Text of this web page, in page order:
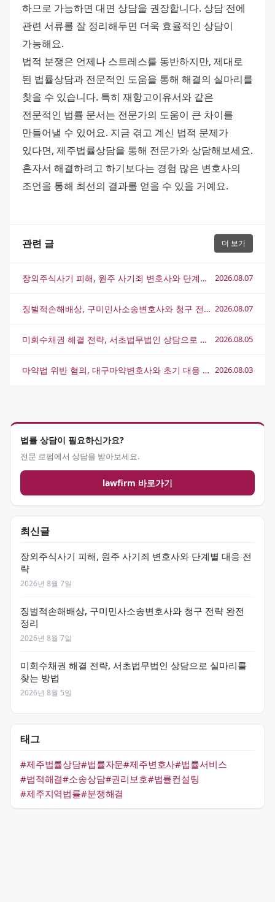
법률 상담이 필요하신가요?
전문 로펌에서 상담을 받아보세요.
lawfirm 바로가기
최신글
장외주식사기 피해, 원주 사기죄 변호사와 단계별 대응 전
략
2026년 8월 7일
징벌적손해배상, 구미민사소송변호사와 청구 전략 완전
정리
2026년 8월 7일
미회수채권 해결 전략, 서초법무법인 상담으로 실마리를
찾는 방법
2026년 8월 5일
태그
#제주법률상담#법률자문#제주변호사#법률서비스
#법적해결#소송상담#권리보호#법률컨설팅
#제주지역법률#분쟁해결
하므로 가능하면 대면 상담을 권장합니다. 상담 전에
관련 서류를 잘 정리해두면 더욱 효율적인 상담이
가능해요.
법적 분쟁은 언제나 스트레스를 동반하지만, 제대로
된 법률상담과 전문적인 도움을 통해 해결의 실마리를
찾을 수 있습니다. 특히 재항고이유서와 같은
전문적인 법률 문서는 전문가의 도움이 큰 차이를
만들어낼 수 있어요. 지금 겪고 계신 법적 문제가
있다면, 제주법률상담을 통해 전문가와 상담해보세요.
혼자서 해결하려고 하기보다는 경험 많은 변호사의
조언을 통해 최선의 결과를 얻을 수 있을 거예요.
관련 글 더 보기
장외주식사기 피해, 원주 사기죄 변호사와 단계별 대응 전략 2026.08.07
징벌적손해배상, 구미민사소송변호사와 청구 전략 완전 정리 2026.08.07
미회수채권 해결 전략, 서초법무법인 상담으로 실마리를 찾는 방법 2026.08.05
마약법 위반 혐의, 대구마약변호사와 초기 대응 전략 총정리 2026.08.03